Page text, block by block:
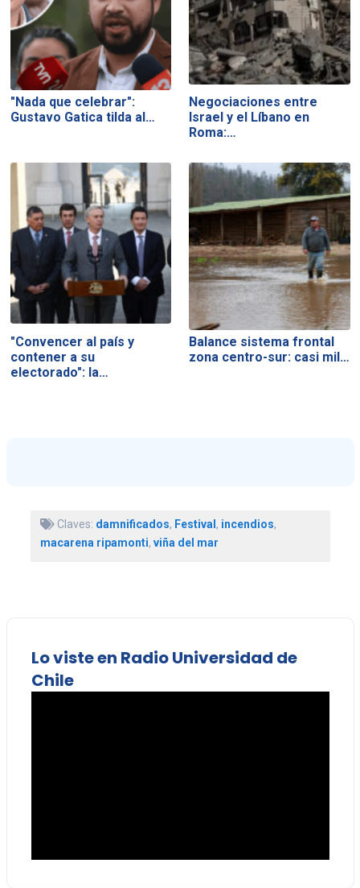
"Nada que celebrar":
Gustavo Gatica tilda al…
Negociaciones entre
Israel y el Líbano en
Roma:…
"Convencer al país y
contener a su
electorado": la…
Balance sistema frontal
zona centro-sur: casi mil…
Claves: damnificados, Festival , incendios,
macarena ripamonti, viña del mar
Lo viste en Radio Universidad de
Chile